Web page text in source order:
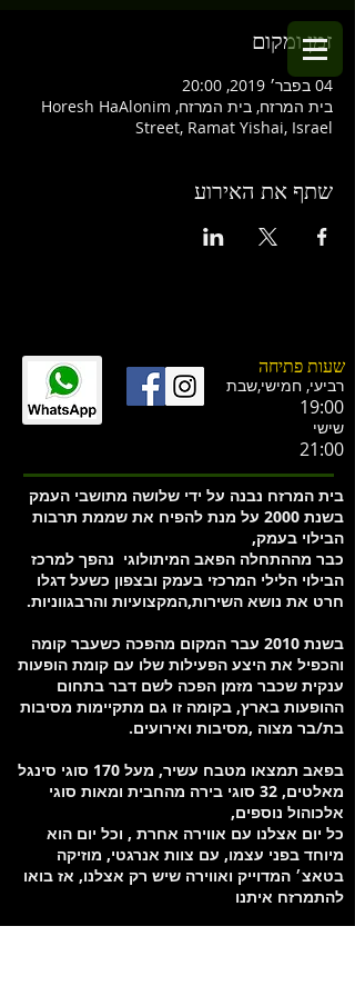
זמן ומקום
04 בפבר׳ 2019, 20:00
בית המרזח, בית המרזח, Horesh HaAlonim
Street, Ramat Yishai, Israel
שתף את האירוע
שעות פתיחה
רביעי, חמישי,שבת
19:00
שישי
21:00
בית המרזח נבנה על ידי שלושה מתושבי העמק
בשנת 2000 על מנת להפיח את שממת תרבות
הבילוי בעמק,
כבר מההתחלה הפאב המיתולוגי נהפך למרכז
הבילוי הלילי המרכזי בעמק ובצפון כשעל דגלו
חרט את נושא השירות,המקצועיות והרבגווניות.
בשנת 2010 עבר המקום מהפכה כשעבר קומה
והכפיל את היצע הפעילות שלו עם קומת הופעות
ענקית שכבר מזמן הפכה לשם דבר בתחום
ההופעות בארץ, בקומה זו גם מתקיימות מסיבות
בת/בר מצוה ,מסיבות ואירועים.
בפאב תמצאו מטבח עשיר, מעל 170 סוגי סינגל
מאלטים, 32 סוגי בירה מהחבית ומאות סוגי
אלכוהול נוספים,
כל יום אצלנו עם אווירה אחרת , וכל יום הוא
מיוחד בפני עצמו, עם צוות אנרגטי, מוזיקה
בטאצ׳ המדוייק ואווירה שיש רק אצלנו, אז בואו
להתמרזח איתנו